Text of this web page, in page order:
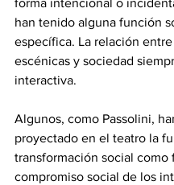
han tenido alguna función
específica. La relación
escénicas y sociedad
interactiva.
Algunos, como Passolini,
proyectado en el teatro la
transformación social como
compromiso social de los